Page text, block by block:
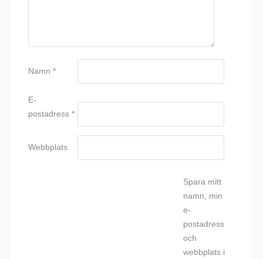
Namn *
E-
postadress *
Webbplats
Spara mitt
namn, min
e-
postadress
och
webbplats i